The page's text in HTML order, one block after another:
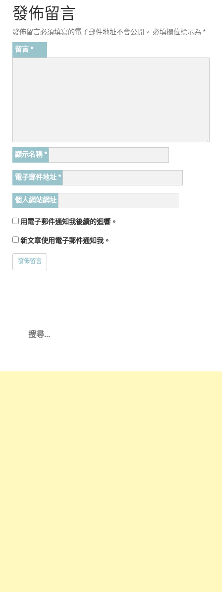
發佈留言
發佈留言必須填寫的電子郵件地址不會公開。 必填欄位標示為 *
留言 *
顯示名稱 *
電子郵件地址 *
個人網站網址
用電子郵件通知我後續的迴響。
新文章使用電子郵件通知我。